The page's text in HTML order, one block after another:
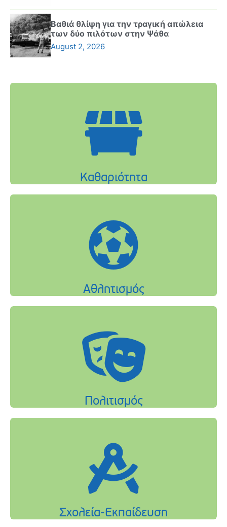
Βαθιά θλίψη για την τραγική απώλεια
των δύο πιλότων στην Ψάθα
August 2, 2026